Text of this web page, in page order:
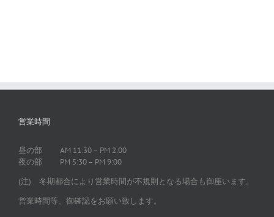
営業時間
昼の部 AM 11:30 – PM 2:00
夜の部 PM 5:30 – PM 9:00
(注) 冬期都合により営業時間が不規則となる場合も御座います。
営業時間等、御確認をお願い致します。